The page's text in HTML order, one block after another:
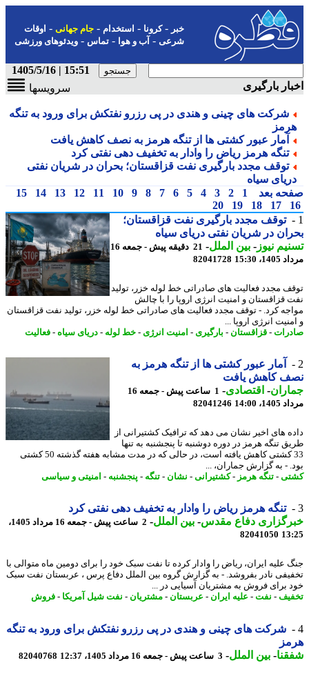
-کرونا-استخدام- جام جهانی-اوقات
شرعی-آب و هوا-تماس-ویدئوهای ورزشی
15:51 | 1405/5/16
بارگیری
سرویسها
شرکت های چینی و هندی در پی رزرو نفتکش برای ورود به تنگه
آمار عبور کشتی ها از تنگه هرمز به نصف کاهش یافت
تنگه هرمز ریاض را وادار به تخفیف دهی نفتی کرد
توقف مجدد بارگیری نفت قزاقستان؛ بحران در شریان نفتی
سیاه
بعد
1
2
3
4
5
6
7
8
9
10
11
12
13
14
15
17
18
19
20
توقف مجدد بارگیری نفت قزاقستان؛
در شریان نفتی دریای سیاه
نیوز-بین الملل-
21 دقیقه پیش - جمعه 16
15:30
82041728
مجدد فعالیت های صادراتی خط لوله خزر، تولید
قزاقستان و امنیت انرژی اروپا را با چالش
کرد. - توقف مجدد فعالیت های صادراتی خط لوله خزر، تولید نفت قزاقستان
انرژی اروپا ...
- قزاقستان-بارگیری- امنیت انرژی-خط لوله -دریای سیاه-فعالیت
آمار عبور کشتی ها از تنگه هرمز به
کاهش یافت
- اقتصادی-
1 ساعت پیش - جمعه 16
14:00
82041246
های اخیر نشان می دهد که ترافیک کشتیرانی از
تنگه هرمز در دوره دوشنبه تا پنجشنبه به تنها
33 کشتی کاهش یافته است، در حالی که در مدت مشابه هفته گذشته 50 کشتی
- به گزارش جماران، ...
-تنگه هرمز- کشتیرانی- نشان-تنگه -پنجشنبه-امنیتی و سیاسی
تنگه هرمز ریاض را وادار به تخفیف دهی نفتی کرد
دفاع مقدس-بین الملل-
2 ساعت پیش - جمعه 16 مرداد 1405،
82041050
علیه ایران، ریاض را وادار کرده تا نفت سبک خود را برای دومین ماه متوالی با
نادر بفروشد. - به گزارش گروه بین الملل دفاع پرس ، عربستان نفت سبک
برای فروش به مشتریان آسیایی در ...
-نفت -علیه ایران - عربستان-مشتریان-نفت شیل آمریکا- فروش
شرکت های چینی و هندی در پی رزرو نفتکش برای ورود به تنگه
-بین الملل-3 ساعت پیش - جمعه 16 مرداد 1405، 12:37 82040768